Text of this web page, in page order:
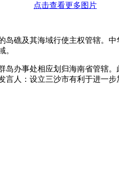
点击查看更多图片
及其海域行使主权管辖。
。
事处相应划归海南省管辖。
人：设立三沙市有利于进一